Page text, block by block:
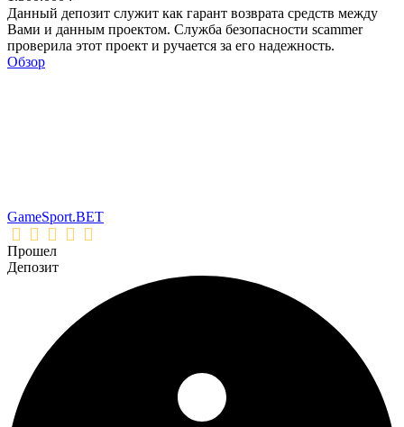
Данный депозит служит как гарант возврата средств между
Вами и данным проектом. Служба безопасности scammer
проверила этот проект и ручается за его надежность.
Обзор
GameSport.BET
Прошел
Депозит